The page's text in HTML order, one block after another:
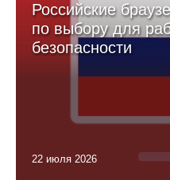
Российские
по выбору для
безопасности
22 июля 2026